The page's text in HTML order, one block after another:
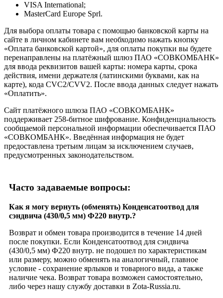
VISA International;
MasterCard Europe Sprl.
Для выбора оплаты товара с помощью банковской карты на
сайте в личном кабинете вам необходимо нажать кнопку
«Оплата банковской картой», для оплаты покупки вы будете
перенаправлены на платёжный шлюз ПАО «СОВКОМБАНК»
для ввода реквизитов вашей карты: номера карты, срока
действия, имени держателя (латинскими буквами, как на
карте), кода CVC2/CVV2. После ввода данных следует нажать
«Оплатить».
Сайт платёжного шлюза ПАО «СОВКОМБАНК»
поддерживает 258-битное шифрование. Конфиденциальность
сообщаемой персональной информации обеспечивается ПАО
«СОВКОМБАНК». Введённая информация не будет
предоставлена третьим лицам за исключением случаев,
предусмотренных законодательством.
Часто задаваемые вопросы:
Как я могу вернуть (обменять) Конденсатоотвод для
сэндвича (430/0,5 мм) Ф220 внутр.?
Возврат и обмен товара производится в течение 14 дней
после покупки. Если Конденсатоотвод для сэндвича
(430/0,5 мм) Ф220 внутр. не подошел по характеристикам
или размеру, можно обменять на аналогичный, главное
условие - сохранение ярлыков и товарного вида, а также
наличие чека. Возврат товара возможен самостоятельно,
либо через нашу службу доставки в Zota-Russia.ru.